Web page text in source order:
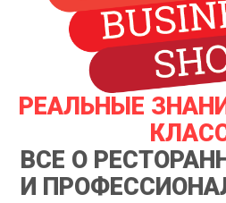
РЕАЛЬНЫЕ
ВСЕ О
И